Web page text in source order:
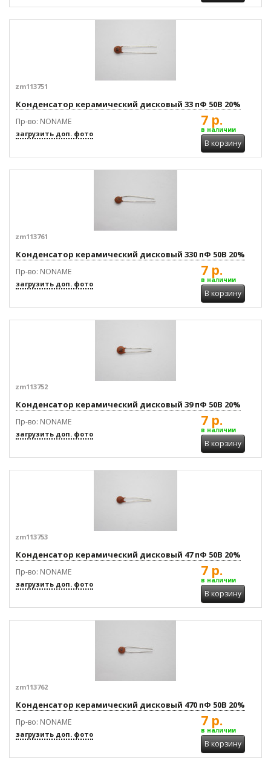
zm113751
Конденсатор керамический дисковый 33 пФ 50В 20%
Пр-во: NONAME
загрузить доп. фото
7 р.
в наличии
В корзину
zm113761
Конденсатор керамический дисковый 330 пФ 50В 20%
Пр-во: NONAME
загрузить доп. фото
7 р.
в наличии
В корзину
zm113752
Конденсатор керамический дисковый 39 пФ 50В 20%
Пр-во: NONAME
загрузить доп. фото
7 р.
в наличии
В корзину
zm113753
Конденсатор керамический дисковый 47 пФ 50В 20%
Пр-во: NONAME
загрузить доп. фото
7 р.
в наличии
В корзину
zm113762
Конденсатор керамический дисковый 470 пФ 50В 20%
Пр-во: NONAME
загрузить доп. фото
7 р.
в наличии
В корзину